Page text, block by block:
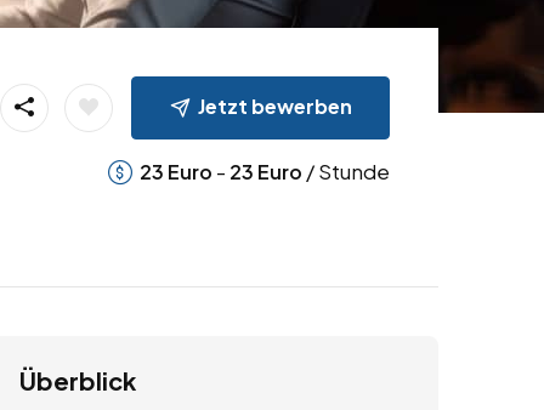
Jetzt bewerben
23 Euro - 23 Euro / Stunde
Überblick